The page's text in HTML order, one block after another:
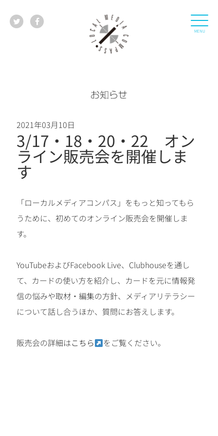
2021年03月10日
3/17・18・20・22 オン
ライン販売会を開催しま
す
「ローカルメディアコンパス」をもっと知ってもら
うために、初めてのオンライン販売会を開催しま
す。
YouTubeおよびFacebook Live、Clubhouseを通し
て、カードの使い方を紹介し、カードを元に情報発
信の悩みや取材・編集の方針、メディアリテラシー
について話し合うほか、質問にお答えします。
販売会の詳細はこちら をご覧ください。